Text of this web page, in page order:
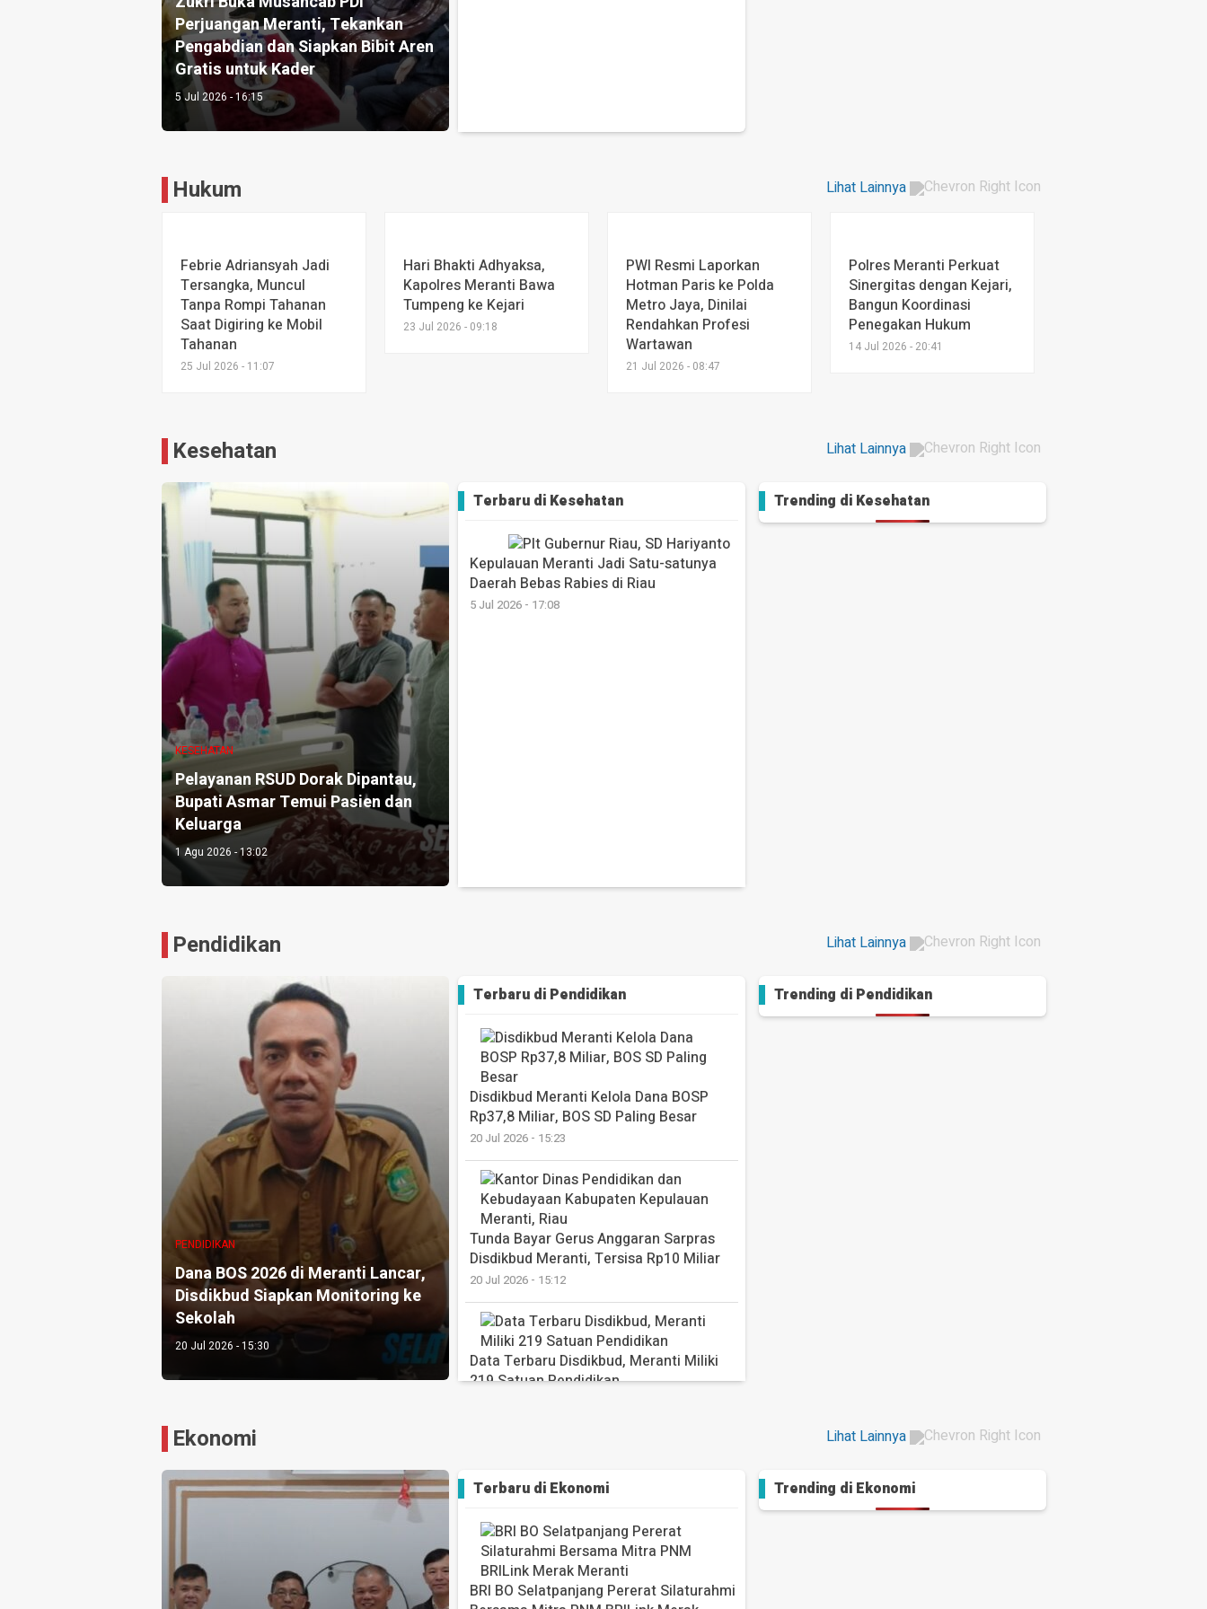
Perjuangan Meranti, Tekankan
Pengabdian dan Siapkan Bibit Aren
Gratis untuk Kader
5 Jul 2026 - 16:15
Hukum Lihat Lainnya
Febrie Adriansyah Jadi
Tersangka, Muncul
Tanpa Rompi Tahanan
Saat Digiring ke Mobil
Tahanan
25 Jul 2026 - 11:07
Hari Bhakti Adhyaksa,
Kapolres Meranti Bawa
Tumpeng ke Kejari
23 Jul 2026 - 09:18
PWI Resmi Laporkan
Hotman Paris ke Polda
Metro Jaya, Dinilai
Rendahkan Profesi
Wartawan
21 Jul 2026 - 08:47
Polres Meranti Perkuat
Sinergitas dengan Kejari,
Bangun Koordinasi
Penegakan Hukum
14 Jul 2026 - 20:41
Kesehatan Lihat Lainnya
KESEHATAN
Pelayanan RSUD Dorak Dipantau,
Bupati Asmar Temui Pasien dan
Keluarga
1 Agu 2026 - 13:02
Terbaru di Kesehatan
Kepulauan Meranti Jadi Satu-satunya
Daerah Bebas Rabies di Riau
5 Jul 2026 - 17:08
Trending di Kesehatan
Pendidikan Lihat Lainnya
PENDIDIKAN
Dana BOS 2026 di Meranti Lancar,
Disdikbud Siapkan Monitoring ke
Sekolah
20 Jul 2026 - 15:30
Terbaru di Pendidikan
Disdikbud Meranti Kelola Dana BOSP
Rp37,8 Miliar, BOS SD Paling Besar
20 Jul 2026 - 15:23
Tunda Bayar Gerus Anggaran Sarpras
Disdikbud Meranti, Tersisa Rp10 Miliar
20 Jul 2026 - 15:12
Data Terbaru Disdikbud, Meranti Miliki
219 Satuan Pendidikan
Disdik Meranti Awasi MPLS, 4.900 Siswa
1 Jul 2026 - 16:49
Trending di Pendidikan
Ekonomi Lihat Lainnya
Terbaru di Ekonomi
BRI BO Selatpanjang Pererat Silaturahmi
Trending di Ekonomi